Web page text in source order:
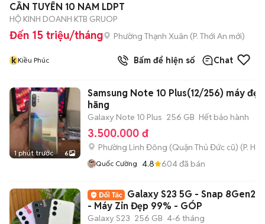
CẦN TUYỂN 10 NAM LDPT
HỘ KINH DOANH KTB GRUOP
Đến 15 triệu/tháng Phường Thạnh Xuân (P. Thới An mới)
k Kiều Phúc Bấm để hiện số Chat
1 phút trước 6
Samsung Note 10 Plus(12/256) máy
hãng
Galaxy Note 10 Plus 256 GB Hết bảo hành
3.500.000 đ
Phường Linh Đông (Quận Thủ Đức cũ) (P.
Quốc Cường 4.8 604đã bán
Galaxy S23 5G - Snap 8Gen2
- Máy Zin Đẹp 99% - GÓP
Galaxy S23 256 GB 4-6 tháng